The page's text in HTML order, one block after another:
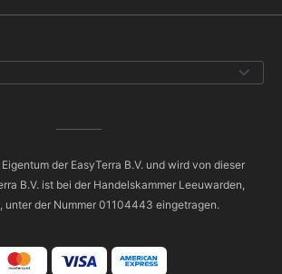
der EasyTerra B.V. und wird von dieser
B.V. ist bei der Handelskammer Leeuwarden,
unter der Nummer 01104443 eingetragen.